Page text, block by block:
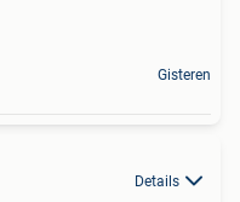
Gisteren
Details